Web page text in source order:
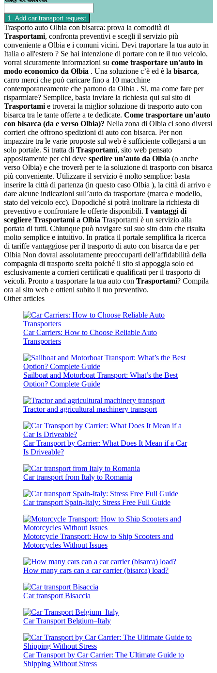
Trasporto auto Olbia con bisarca: prova la comodità di
Trasportami, confronta preventivi e scegli il servizio più
conveniente a Olbia e i comuni vicini. Devi traportare la tua auto in
Italia o all'estero ? Se hai intenzione di portare con te il tuo veicolo,
vorrai sicuramente informazioni su come trasportare un'auto in
modo economico da Olbia . Una soluzione c’è ed è la bisarca,
carro merci che può caricare fino a 10 macchine
contemporaneamente che partono da Olbia . Si, ma come fare per
risparmiare? Semplice, basta inviare la richiesta qui sul sito di
Trasportami e troverai la miglior soluzione di trasporto auto con
bisarca tra le tante offerte a te dedicate. Come trasportare un’auto
con bisarca (da e verso Olbia)? Nella zona di Olbia ci sono diversi
corrieri che offrono spedizioni di auto con bisarca. Per non
impazzire tra le varie proposte sul web è sufficiente collegarsi a un
solo portale. Si tratta di Trasportami, sito web pensato
appositamente per chi deve spedire un’auto da Olbia (o anche
verso Olbia) e che troverà per te la soluzione di trasporto con bisarca
più conveniente. Utilizzare il servizio è molto semplice: basta
inserire la città di partenza (in questo caso Olbia ), la città di arrivo e
dare alcune indicazioni sull’auto da trasportare (marca e modello,
stato del veicolo ecc). Dopodiché si potrà inoltrare la richiesta di
preventivo e confrontare le offerte disponibili. I vantaggi di
scegliere Trasportami a Olbia Trasportami è un servizio alla
portata di tutti. Chiunque può navigare sul suo sito dato che risulta
molto semplice e intuitivo. In pratica il portale semplifica la ricerca
di tariffe vantaggiose per il trasporto di auto con bisarca da e per
Olbia Non dovrai assolutamente preoccuparti dell’affidabilità della
compagnia di trasporto scelta poiché il sito si appoggia solo ed
esclusivamente a corrieri certificati e qualificati per il trasporto di
veicoli. Pronto a trasportare la tua auto con Trasportami? Compila
ora al sito web e ottieni subito il tuo preventivo.
Other articles
Car Carriers: How to Choose Reliable Auto
Transporters
Sailboat and Motorboat Transport: What’s the Best
Option? Complete Guide
Tractor and agricultural machinery transport
Car Transport by Carrier: What Does It Mean if a Car
Is Driveable?
Car transport from Italy to Romania
Car transport Spain-Italy: Stress Free Full Guide
Motorcycle Transport: How to Ship Scooters and
Motorcycles Without Issues
How many cars can a car carrier (bisarca) load?
Car transport Bisaccia
Car Transport Belgium–Italy
Car Transport by Car Carrier: The Ultimate Guide to
Shipping Without Stress